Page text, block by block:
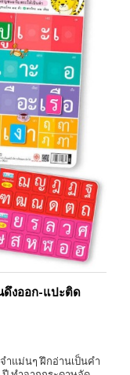
ดึงออก-แปะติด
ำแม่นๆ ฝึกอ่านเป็นคำ